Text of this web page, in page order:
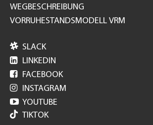
WEGBESCHREIBUNG
VORRUHESTANDSMODELL VRM
 SLACK
 LINKEDIN
 FACEBOOK
 INSTAGRAM
 YOUTUBE
TIKTOK